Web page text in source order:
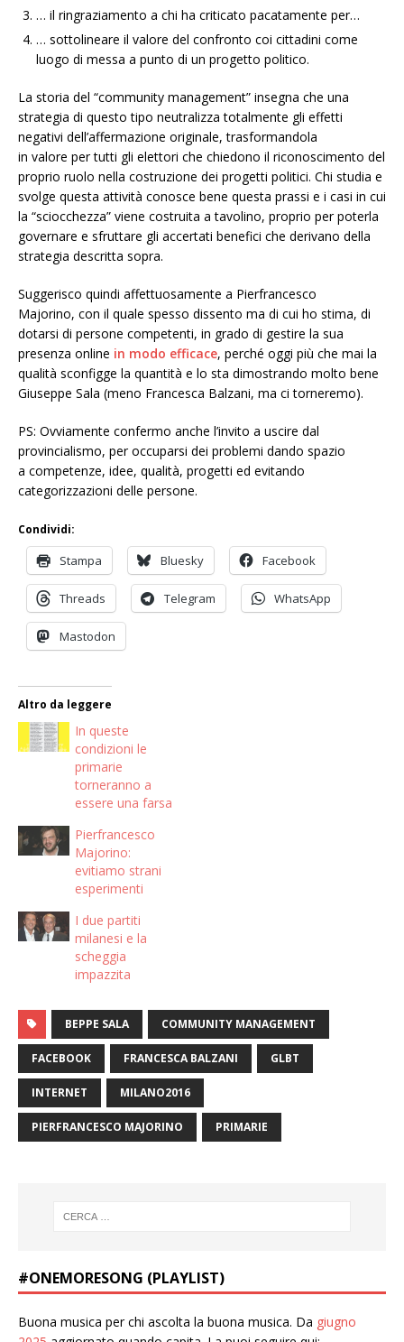
… il ringraziamento a chi ha criticato pacatamente per…
… sottolineare il valore del confronto coi cittadini come
luogo di messa a punto di un progetto politico.
La storia del “community management” insegna che una
strategia di questo tipo neutralizza totalmente gli effetti
negativi dell’affermazione originale, trasformandola
in valore per tutti gli elettori che chiedono il riconoscimento del
proprio ruolo nella costruzione dei progetti politici. Chi studia e
svolge questa attività conosce bene questa prassi e i casi in cui
la “sciocchezza” viene costruita a tavolino, proprio per poterla
governare e sfruttare gli accertati benefici che derivano della
strategia descritta sopra.
Suggerisco quindi affettuosamente a Pierfrancesco
Majorino, con il quale spesso dissento ma di cui ho stima, di
dotarsi di persone competenti, in grado di gestire la sua
presenza online in modo efficace, perché oggi più che mai la
qualità sconfigge la quantità e lo sta dimostrando molto bene
Giuseppe Sala (meno Francesca Balzani, ma ci torneremo).
PS: Ovviamente confermo anche l’invito a uscire dal
provincialismo, per occuparsi dei problemi dando spazio
a competenze, idee, qualità, progetti ed evitando
categorizzazioni delle persone.
Condividi:
Stampa Bluesky Facebook
Threads Telegram WhatsApp
Mastodon
Altro da leggere
In queste
condizioni le
primarie
torneranno a
essere una farsa
Pierfrancesco
Majorino:
evitiamo strani
esperimenti
I due partiti
milanesi e la
scheggia
impazzita
BEPPE SALA COMMUNITY MANAGEMENT
FACEBOOK FRANCESCA BALZANI GLBT
INTERNET MILANO2016
PIERFRANCESCO MAJORINO PRIMARIE
#ONEMORESONG (PLAYLIST)
Buona musica per chi ascolta la buona musica. Da giugno